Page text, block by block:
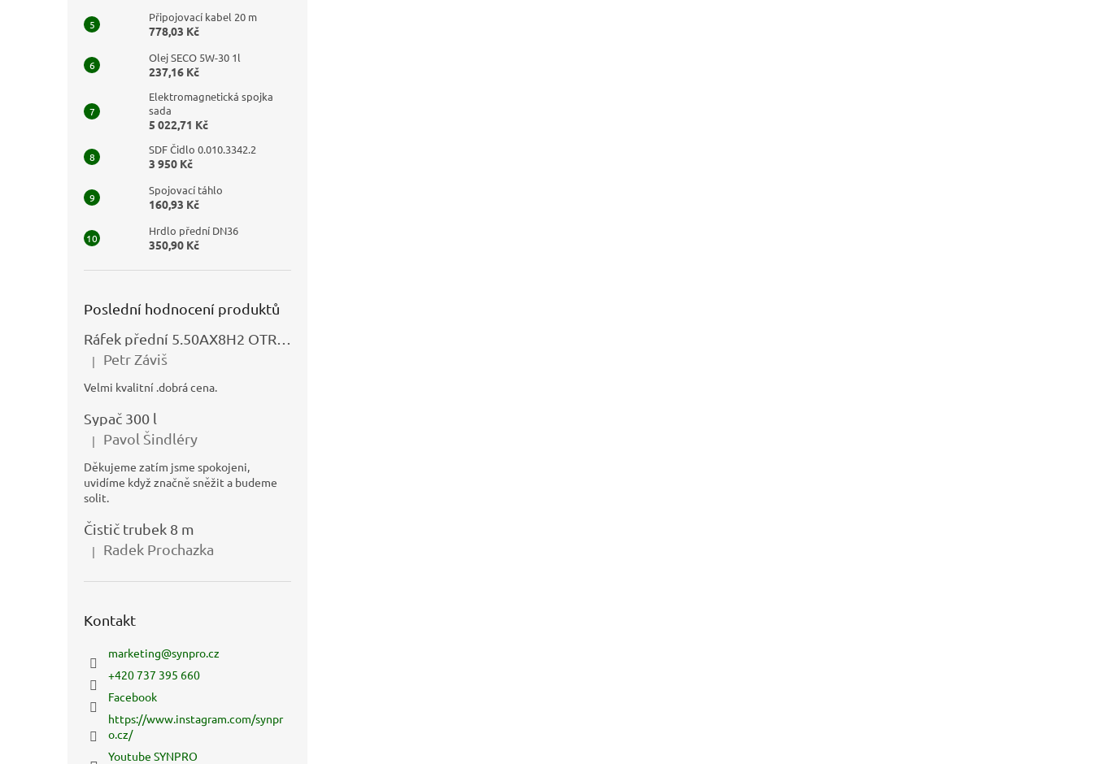
Připojovací kabel 20 m
778,03 Kč
Olej SECO 5W-30 1l
237,16 Kč
Elektromagnetická spojka
sada
5 022,71 Kč
SDF Čidlo 0.010.3342.2
3 950 Kč
Spojovací táhlo
160,93 Kč
Hrdlo přední DN36
350,90 Kč
Poslední hodnocení produktů
Hodnocení produktu je 5 z 5 hvězdiček.
| Petr Záviš
Velmi kvalitní .dobrá cena.
Sypač 300 l
Hodnocení produktu je 5 z 5 hvězdiček.
| Pavol Šindléry
Děkujeme zatím jsme spokojeni,
uvidíme když značně sněžit a budeme
solit.
Čistič trubek 8 m
Hodnocení produktu je 5 z 5 hvězdiček.
| Radek Prochazka
Kontakt
marketing@synpro.cz
+420 737 395 660
Facebook
https://www.instagram.com/synpr
o.cz/
Youtube SYNPRO